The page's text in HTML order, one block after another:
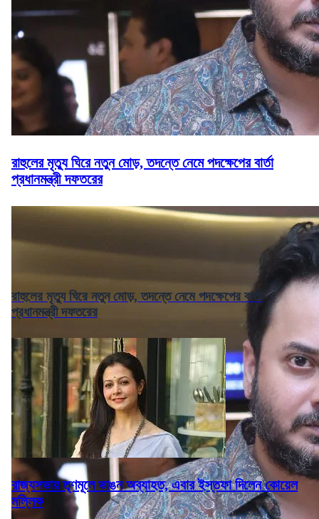
রাহুলের মৃত্যু ঘিরে নতুন মোড়, তদন্তে নেমে পদক্ষেপের বার্তা
প্রধানমন্ত্রী দফতরের
রাহুলের মৃত্যু ঘিরে নতুন মোড়, তদন্তে নেমে পদক্ষেপের বার্তা
প্রধানমন্ত্রী দফতরের
রাজ্যসভায় তৃণমূলে ভাঙন অব্যাহত, এবার ইস্তফা দিলেন কোয়েল
মল্লিক